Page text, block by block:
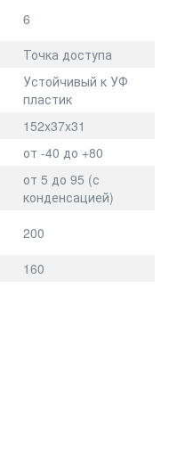
6
Точка доступа
Устойчивый к УФ
пластик
152x37x31
от -40 до +80
от 5 до 95 (с
конденсацией)
200
160